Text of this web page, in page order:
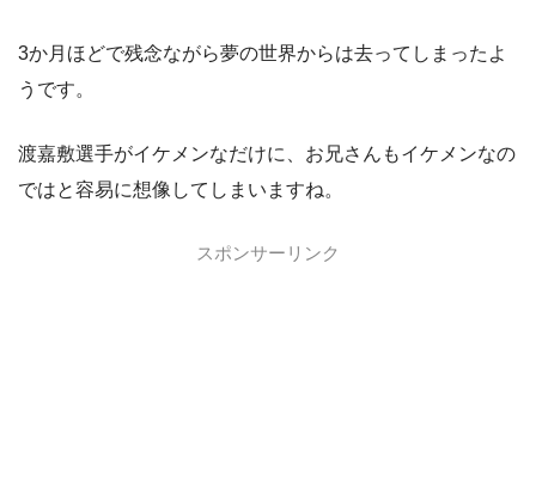
3か月ほどで残念ながら夢の世界からは去ってしまったよ
うです。
渡嘉敷選手がイケメンなだけに、お兄さんもイケメンなの
ではと容易に想像してしまいますね。
スポンサーリンク